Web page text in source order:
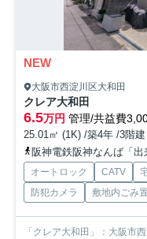
NEW
大阪市西淀川区大和田
クレア大和田
6.5万円 管理/共益費
25.01㎡ (1K) /築4年 /3階建
阪神電鉄阪神なんば「
オートロック CATV
防犯カメラ
敷地内ごみ
「クレア大和田」：大阪市